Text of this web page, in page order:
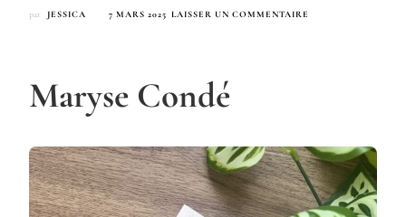
par JESSICA 7 MARS 2025 LAISSER UN COMMENTAIRE
Maryse Condé